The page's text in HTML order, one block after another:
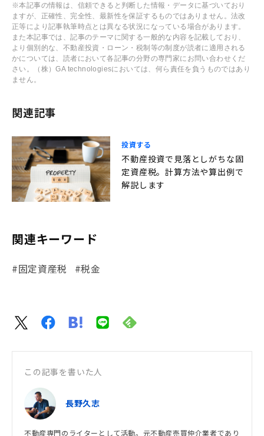
※本記事の情報は、信頼できると判断した情報・データに基づいており
ますが、正確性、完全性、最新性を保証するものではありません。法改
正等により記事執筆時点とは異なる状況になっている場合があります。
また本記事では、記事のテーマに関する一般的な内容を記載しており、
より個別的な、不動産投資・ローン・税制等の制度が読者に適用される
かについては、読者において各記事の分野の専門家にお問い合わせくだ
さい。（株）GA technologiesにおいては、何ら責任を負うものではあり
ません。
関連記事
投資する
不動産投資で見落としがちな固
定資産税。計算方法や算出例で
解説します
関連キーワード
#固定資産税 #税金
この記事を書いた人
長野久志
不動産専門のライターとして活動。元不動産売買仲介業者であり